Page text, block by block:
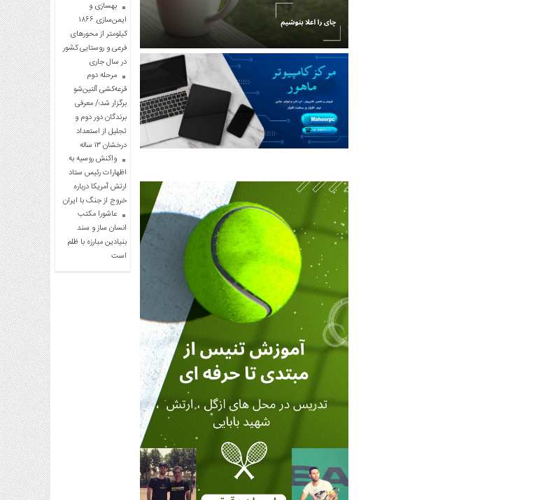
بهسازی و
ایمن‌سازی ۱۸۶۶
کیلومتر از محورهای
فرعی و روستایی کشور
در سال جاری
مرحله دوم
قرعه‌کشی آلتین‌شو
برگزار شد؛/ معرفی
برندگان دور دوم و
تجلیل از استعداد
درخشان ۱۳ ساله
واکنش روسیه به
اظهارات رئیس ستاد
ارتش آمریکا درباره
خروج از جنگ با ایران
عاشورا مکتب
انسان ساز و سند
بنیادین مبارزه با ظلم
است